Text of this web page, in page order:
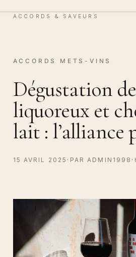
ACCORDS & SAVEURS
ACCORDS METS-VINS
Dégustation
liquoreux et
lait : l’alliance
15 AVRIL 2025 · PAR ADMIN1998 ·